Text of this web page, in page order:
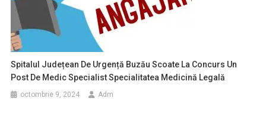
Spitalul Județean De Urgență Buzău Scoate La Concurs Un
Post De Medic Specialist Specialitatea Medicină Legală
octombrie 9, 2024 Adm